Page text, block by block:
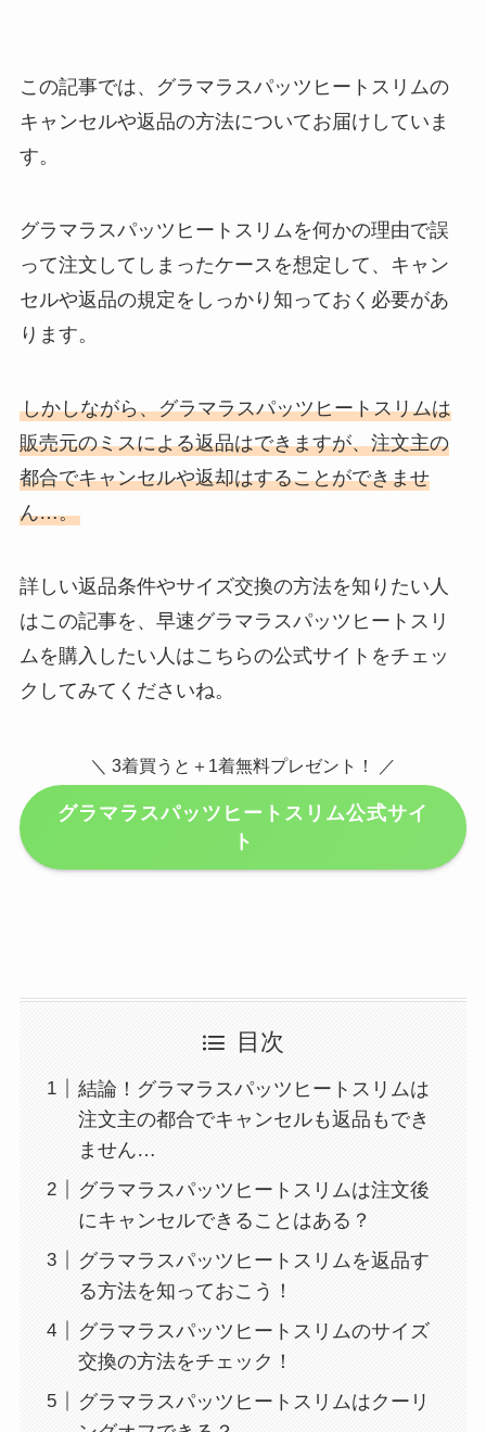
この記事では、グラマラスパッツヒートスリムの
キャンセルや返品の方法についてお届けしていま
す。
グラマラスパッツヒートスリムを何かの理由で誤
って注文してしまったケースを想定して、キャン
セルや返品の規定をしっかり知っておく必要があ
ります。
しかしながら、グラマラスパッツヒートスリムは
販売元のミスによる返品はできますが、注文主の
都合でキャンセルや返却はすることができませ
ん…。
詳しい返品条件やサイズ交換の方法を知りたい人
はこの記事を、早速グラマラスパッツヒートスリ
ムを購入したい人はこちらの公式サイトをチェッ
クしてみてくださいね。
＼ 3着買うと＋1着無料プレゼント！ ／
グラマラスパッツヒートスリム公式サイ
ト
目次
結論！グラマラスパッツヒートスリムは
注文主の都合でキャンセルも返品もでき
ません…
グラマラスパッツヒートスリムは注文後
にキャンセルできることはある？
グラマラスパッツヒートスリムを返品す
る方法を知っておこう！
グラマラスパッツヒートスリムのサイズ
交換の方法をチェック！
グラマラスパッツヒートスリムはクーリ